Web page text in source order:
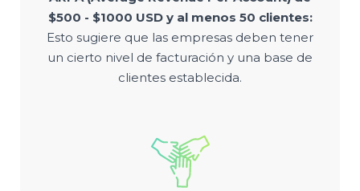
$500 - $1000 USD y al menos 50 clientes:
Esto sugiere que las empresas deben tener
un cierto nivel de facturación y una base de
clientes establecida.